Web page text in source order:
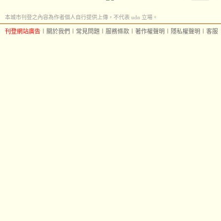
本城市刊登之內容為作者個人自行提供上傳，不代表 udn 立場。
刊登網站廣告 關於我們 常見問題 服務條款 著作權聲明 隱私權聲明 客服